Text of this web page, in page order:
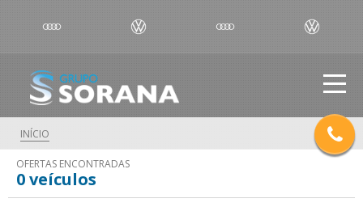
INÍCIO
OFERTAS ENCONTRADAS
0veículos